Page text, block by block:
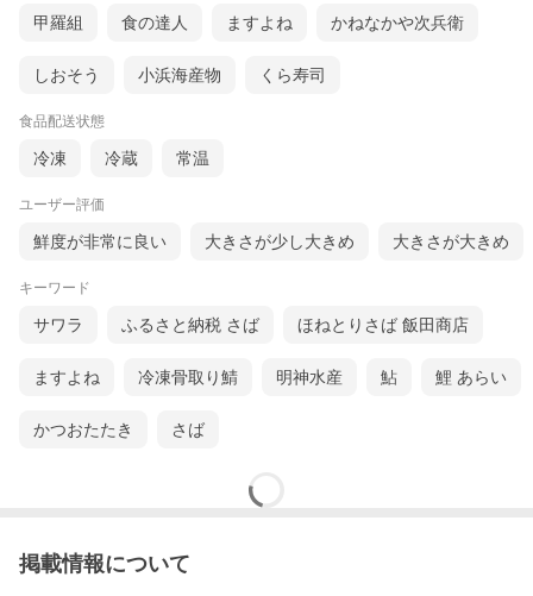
甲羅組 食の達人 ますよね かねなかや次兵衛
しおそう 小浜海産物 くら寿司
食品配送状態
冷凍 冷蔵 常温
ユーザー評価
鮮度が非常に良い 大きさが少し大きめ 大きさが大きめ
キーワード
サワラ ふるさと納税 さば ほねとりさば 飯田商店
ますよね 冷凍骨取り鯖 明神水産 鮎 鯉 あらい
かつおたたき さば
掲載情報について